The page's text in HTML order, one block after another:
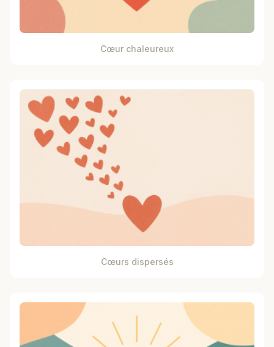
Cœur chaleureux
Cœurs dispersés